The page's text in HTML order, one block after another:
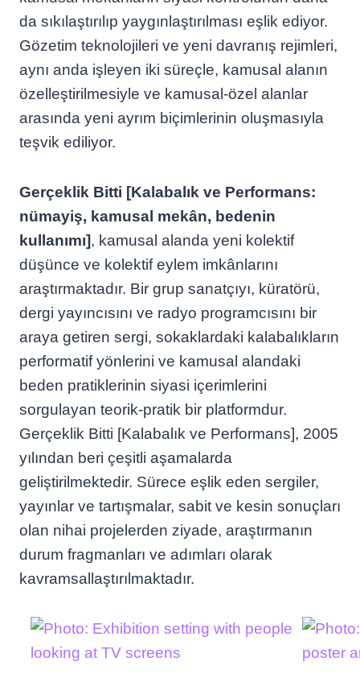
da sıkılaştırılıp yaygınlaştırılması eşlik ediyor.
Gözetim teknolojileri ve yeni davranış rejimleri,
aynı anda işleyen iki süreçle, kamusal alanın
özelleştirilmesiyle ve kamusal-özel alanlar
arasında yeni ayrım biçimlerinin oluşmasıyla
teşvik ediliyor.
Gerçeklik Bitti [Kalabalık ve Performans:
nümayiş, kamusal mekân, bedenin
kullanımı], kamusal alanda yeni kolektif
düşünce ve kolektif eylem imkânlarını
araştırmaktadır. Bir grup sanatçıyı, küratörü,
dergi yayıncısını ve radyo programcısını bir
araya getiren sergi, sokaklardaki kalabalıkların
performatif yönlerini ve kamusal alandaki
beden pratiklerinin siyasi içerimlerini
sorgulayan teorik-pratik bir platformdur.
Gerçeklik Bitti [Kalabalık ve Performans], 2005
yılından beri çeşitli aşamalarda
geliştirilmektedir. Sürece eşlik eden sergiler,
yayınlar ve tartışmalar, sabit ve kesin sonuçları
olan nihai projelerden ziyade, araştırmanın
durum fragmanları ve adımları olarak
kavramsallaştırılmaktadır.